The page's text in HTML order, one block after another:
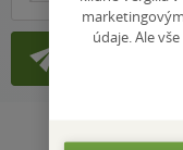
údaje. Ale